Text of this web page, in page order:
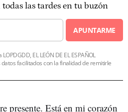
las tardes en tu buzón
APUNTARME
EL LEÓN DE EL ESPAÑOL
datos facilitados con la finalidad de remitirle
presente. Está en mi corazón